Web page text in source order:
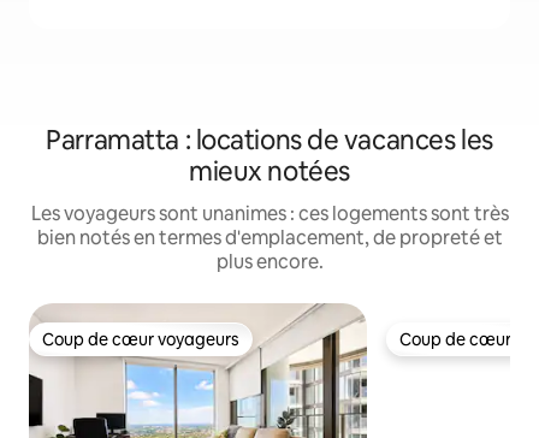
Parramatta : locations de vacances les
mieux notées
Les voyageurs sont unanimes : ces logements sont très
bien notés en termes d'emplacement, de propreté et
plus encore.
Coup de cœur voyageurs
Coup de cœur voyageurs Coup de cœur
Coup de cœur